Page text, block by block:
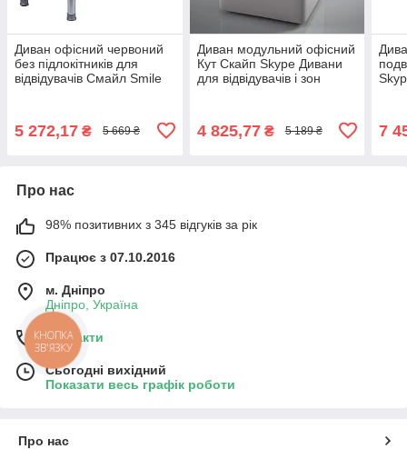
Диван офісний червоний
без підлокітників для
відвідувачів Смайл Smile
5 272,17 ₴ 5 669 ₴
Диван модульний офісний
Кут Скайп Skype Дивани
для відвідувачів і зон
4 825,77₴ 5 189 ₴ 7
Про нас
98% позитивних з 345 відгуків за рік
Працює з 07.10.2016
м. Дніпро
Дніпро, Україна
Контакти
Сьогодні вихідний
Показати весь графік роботи
Про нас
КНОПКА
ЗВ'ЯЗКУ